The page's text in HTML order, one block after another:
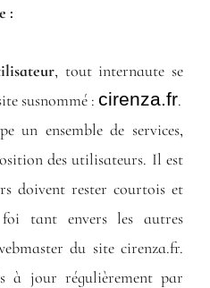
:
, tout internaute se
susnommé : cirenza.fr.
un ensemble de services,
des utilisateurs. Il est
doivent rester courtois et
tant envers les autres
du site cirenza.fr.
à jour régulièrement par